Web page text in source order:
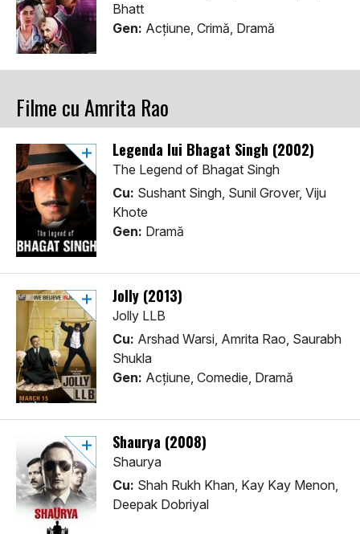
Bhatt
Gen: Acţiune, Crimă, Dramă
Filme cu Amrita Rao
Legenda lui Bhagat Singh (2002)
The Legend of Bhagat Singh
Cu: Sushant Singh, Sunil Grover, Viju
Khote
Gen: Dramă
Jolly (2013)
Jolly LLB
Cu: Arshad Warsi, Amrita Rao, Saurabh
Shukla
Gen: Acţiune, Comedie, Dramă
Shaurya (2008)
Shaurya
Cu: Shah Rukh Khan, Kay Kay Menon,
Deepak Dobriyal